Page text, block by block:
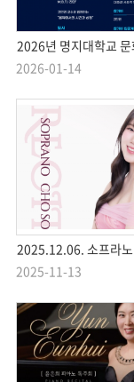
2026년 명지대학교 문화예술대학
2026-01-14
2025.12.06. 소프라노 조소
2025-11-13